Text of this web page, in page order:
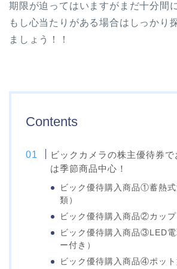
期限が迫ってはいますがまだ十分間
もし心当たりがある場合はしっかり
ましょう！！
Contents
ビックカメラの株主優待券
は季節商品中心！
ビック優待購入商品①蓄熱
類）
ビック優待購入商品②カッ
ビック優待購入商品③LED
ー付き）
ビック優待購入商品④ポット